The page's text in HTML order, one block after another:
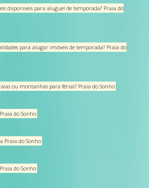
disponíveis para aluguel de temporada? Praia do
para alugar imóveis de temporada? Praia do
ou montanhas para férias? Praia do Sonho
do Sonho
Praia do Sonho
do Sonho